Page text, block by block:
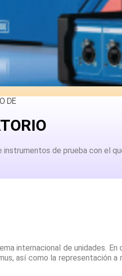
DE
de prueba con el
internacional de unidades.
así como la representación